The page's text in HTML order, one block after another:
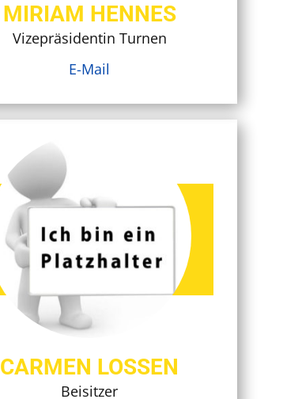
MIRIAM HENNES
Vizepräsidentin Turnen
E-Mail
CARMEN LOSSEN
Beisitzer